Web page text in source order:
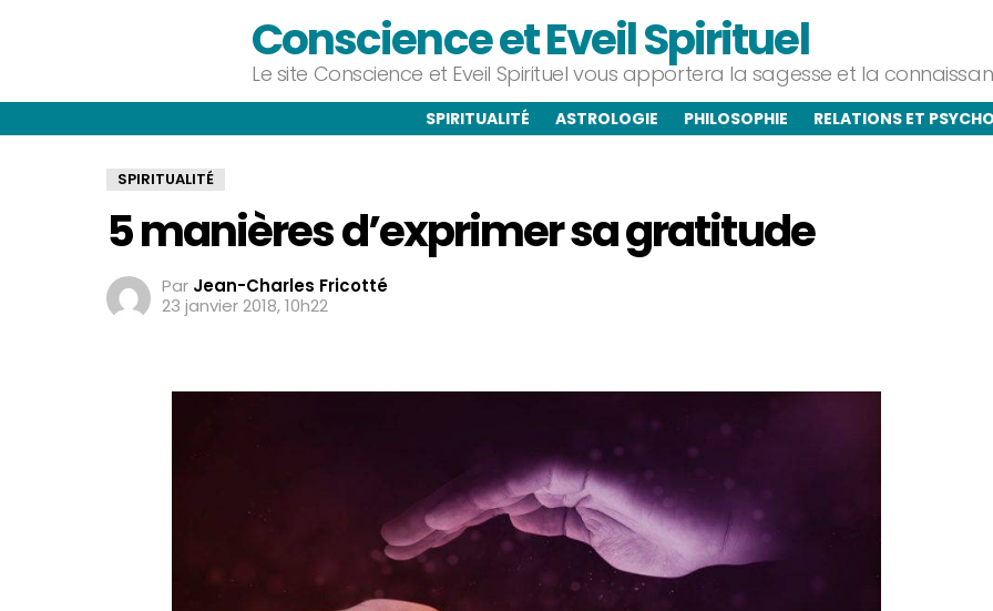
Conscience et Eveil Spirituel
Le site Conscience et Eveil Spirituel vous apportera la sagesse et la
SPIRITUALITÉ ASTROLOGIE PHILOSOPHIE RELATIONS ET
SPIRITUALITÉ
5 manières d’exprimer sa gratitude
Par Jean-Charles Fricotté
23 janvier 2018, 10h22